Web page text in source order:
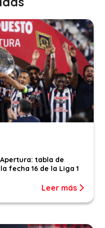
tabla de
fecha 16 de la Liga 1
Leer más